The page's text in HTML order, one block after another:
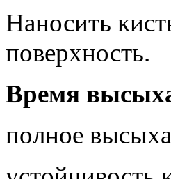
Наносить
поверхность.
Время
полное